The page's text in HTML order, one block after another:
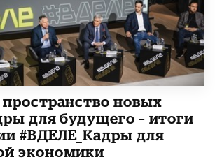
новых
для будущего – итоги
#ВДЕЛЕ_Кадры для
экономики